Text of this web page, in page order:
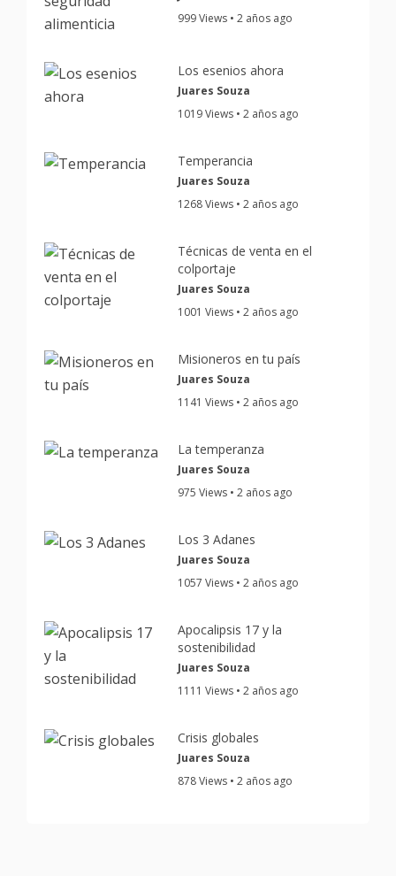
999 Views • 2 años ago
Los esenios ahora
Juares Souza
1019 Views • 2 años ago
Temperancia
Juares Souza
1268 Views • 2 años ago
Técnicas de venta en el
colportaje
Juares Souza
1001 Views • 2 años ago
Misioneros en tu país
Juares Souza
1141 Views • 2 años ago
La temperanza
Juares Souza
975 Views • 2 años ago
Los 3 Adanes
Juares Souza
1057 Views • 2 años ago
Apocalipsis 17 y la
sostenibilidad
Juares Souza
1111 Views • 2 años ago
Crisis globales
Juares Souza
878 Views • 2 años ago